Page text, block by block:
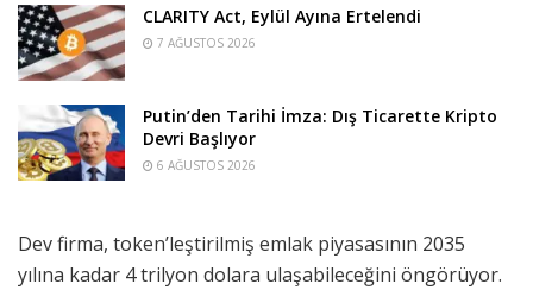
CLARITY Act, Eylül Ayına Ertelendi
7 AĞUSTOS 2026
Putin’den Tarihi İmza: Dış Ticarette Kripto
Devri Başlıyor
6 AĞUSTOS 2026
Dev firma, token’leştirilmiş emlak piyasasının 2035
yılına kadar 4 trilyon dolara ulaşabileceğini öngörüyor.